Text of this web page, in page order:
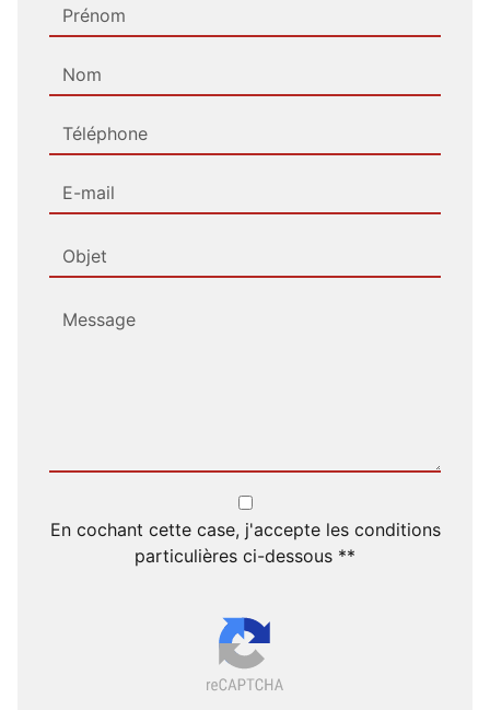
En cochant cette case, j'accepte les conditions
particulières ci-dessous **